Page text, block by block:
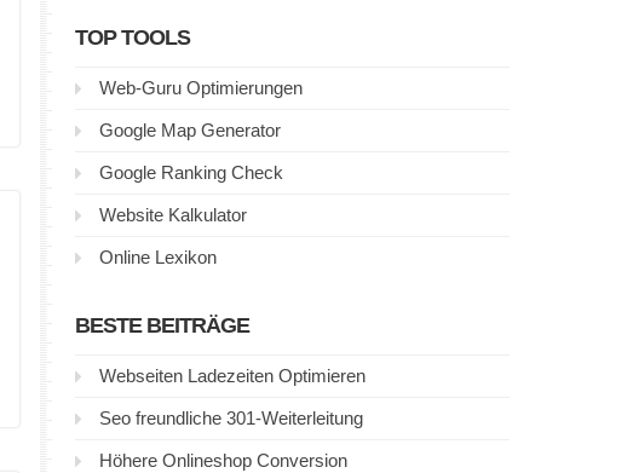
TOP TOOLS
Web-Guru Optimierungen
Google Map Generator
Google Ranking Check
Website Kalkulator
Online Lexikon
BESTE BEITRÄGE
Webseiten Ladezeiten Optimieren
Seo freundliche 301-Weiterleitung
Höhere Onlineshop Conversion